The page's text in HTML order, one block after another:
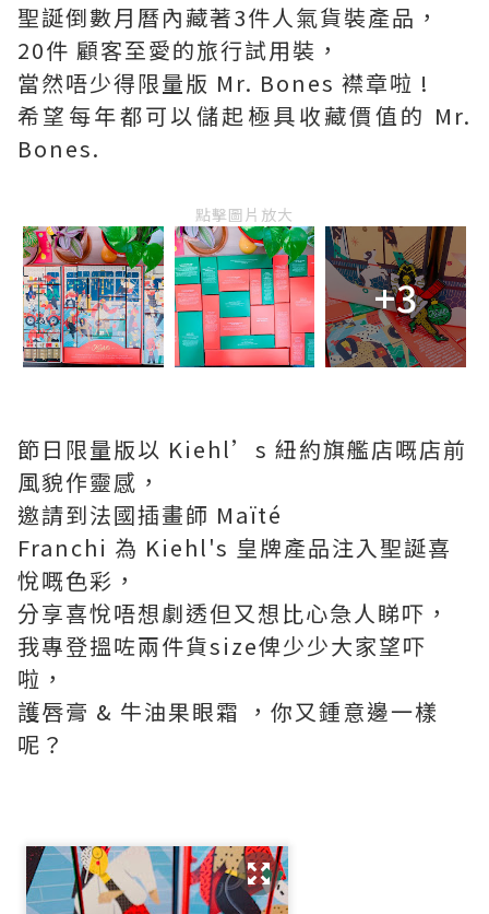
聖誕倒數月曆內藏著3件人氣貨裝產品，
20件 顧客至愛的旅行試用裝，
當然唔少得限量版 Mr. Bones 襟章啦 !
希望每年都可以儲起極具收藏價值的 Mr.
Bones.
點擊圖片放大
+3
節日限量版以 Kiehl’s 紐約旗艦店嘅店前
風貌作靈感，
邀請到法國插畫師 Maïté
Franchi 為 Kiehl's 皇牌產品注入聖誕喜
悅嘅色彩，
分享喜悅唔想劇透但又想比心急人睇吓，
我專登搵咗兩件貨size俾少少大家望吓
啦，
護唇膏 & 牛油果眼霜 ，你又鍾意邊一樣
呢？